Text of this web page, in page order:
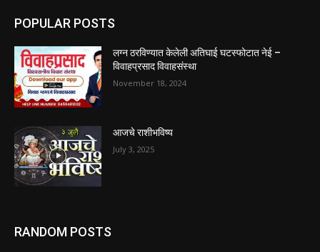
POPULAR POSTS
लग्न ठरविण्यात केलेली अतिघाई घटस्फोटात नेई –
विवाहप्रसाद विवाहसंस्था
November 18, 2024
आजचे राशीभविष्य
July 3, 2025
RANDOM POSTS